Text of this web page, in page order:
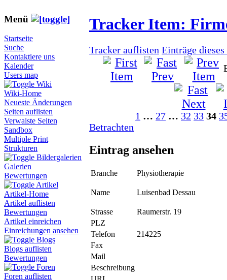
Menü
Startseite
Suche
Kontaktiere uns
Kalender
Users map
Wiki
Wiki-Home
Neueste Änderungen
Seiten auflisten
Verwaiste Seiten
Sandbox
Multiple Print
Strukturen
Bildergalerien
Galerien
Bewertungen
Artikel
Artikel-Home
Artikel auflisten
Bewertungen
Artikel einreichen
Einreichungen ansehen
Blogs
Blogs auflisten
Bewertungen
Foren
Foren auflisten
Tracker Item:
Tracker auflisten Einträge dieses
1 … 27 … 32 33 34
Betrachten
Eintrag ansehen
Branche Physiotherapie
Name Luisenbad Dessau
Strasse
Raumerstr. 19
PLZ
Telefon
214225
Fax
Mail
Beschreibung